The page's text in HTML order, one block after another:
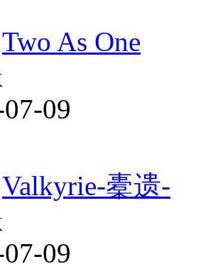
Two As One
09
Valkyrie-橐遗-
09